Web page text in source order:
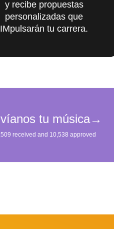
y recibe propuestas
personalizadas que
IMpulsarán tu carrera.